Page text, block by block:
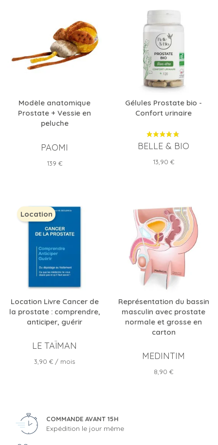
Modèle anatomique
Prostate + Vessie en
peluche
PAOMI
Prix
139 €
Gélules Prostate bio -
Confort urinaire
BELLE & BIO
Prix
13,90 €
Location Livre Cancer de
la prostate : comprendre,
anticiper, guérir
LE TAÏMAN
Prix
3,90 € / mois
Location
Représentation du bassin
masculin avec prostate
normale et grosse en
carton
MEDINTIM
Prix
8,90 €
COMMANDE AVANT 15H
Expédition le jour même